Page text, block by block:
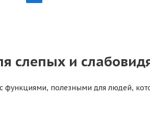
слепых и
функциями, полезными для людей,